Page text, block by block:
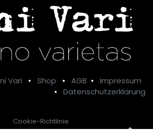
Vari • Shop • AGB •
Impressum
•
Datenschutzerklärung
Cookie-Richtlinie